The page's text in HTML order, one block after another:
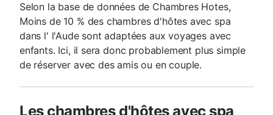
Selon la base de données de Chambres Hotes,
Moins de 10 % des chambres d'hôtes avec spa
dans l' l'Aude sont adaptées aux voyages avec
enfants. Ici, il sera donc probablement plus simple
de réserver avec des amis ou en couple.
Les chambres d'hôtes avec spa